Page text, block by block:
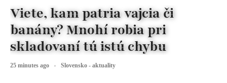
Viete, kam patria vajcia či
banány? Mnohí robia pri
skladovaní tú istú chybu
25 minutes ago Slovensko - aktuality